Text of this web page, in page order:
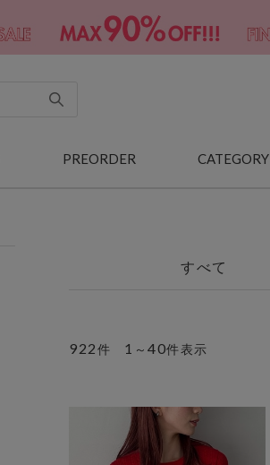
PREORDER CATEGORY
すべて
922件 1 ～40件表示